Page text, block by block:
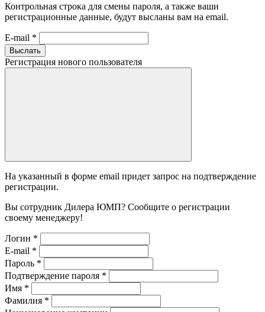
Контрольная строка для смены пароля, а также ваши
регистрационные данные, будут высланы вам на email.
E-mail *
Выслать
Регистрация нового пользователя
На указанный в форме email придет запрос на подтверждение
регистрации.
Вы сотрудник Дилера ЮМП? Сообщите о регистрации
своему менеджеру!
Логин *
E-mail *
Пароль *
Подтверждение пароля *
Имя *
Фамилия *